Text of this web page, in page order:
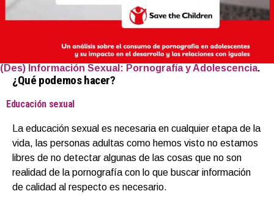
(Des) Información Sexual: Pornografía y Adolescencia.
¿Qué podemos hacer?
Educación sexual
La educación sexual es necesaria en cualquier etapa de la
vida, las personas adultas como hemos visto no estamos
libres de no detectar algunas de las cosas que no son
realidad de la pornografía con lo que buscar información
de calidad al respecto es necesario.